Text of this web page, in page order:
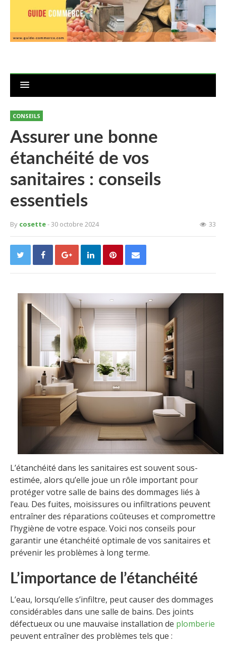
CONSEILS
Assurer une bonne
étanchéité de vos
sanitaires : conseils
essentiels
By cosette- 30 octobre 2024 33
L’étanchéité dans les sanitaires est souvent sous-
estimée, alors qu’elle joue un rôle important pour
protéger votre salle de bains des dommages liés à
l’eau. Des fuites, moisissures ou infiltrations peuvent
entraîner des réparations coûteuses et compromettre
l’hygiène de votre espace. Voici nos conseils pour
garantir une étanchéité optimale de vos sanitaires et
prévenir les problèmes à long terme.
L’importance de l’étanchéité
L’eau, lorsqu’elle s’infiltre, peut causer des dommages
considérables dans une salle de bains. Des joints
défectueux ou une mauvaise installation de plomberie
peuvent entraîner des problèmes tels que :